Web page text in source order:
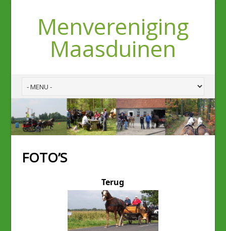
Menvereniging
Maasduinen
FOTO’S
Terug